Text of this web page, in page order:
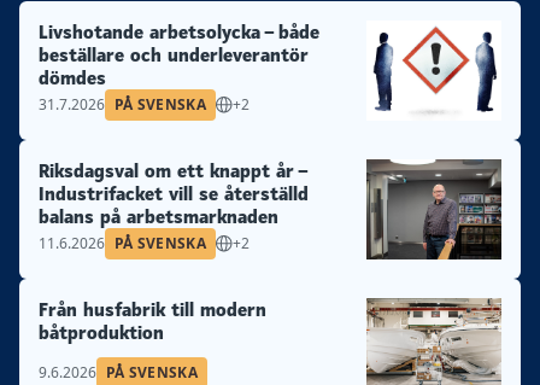
Livshotande arbetsolycka – både
beställare och underleverantör
dömdes
31.7.2026 PÅ SVENSKA +2
Riksdagsval om ett knappt år –
Industrifacket vill se återställd
balans på arbetsmarknaden
11.6.2026 PÅ SVENSKA +2
Från husfabrik till modern
båtproduktion
9.6.2026 PÅ SVENSKA